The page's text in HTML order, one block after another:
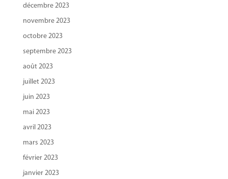
décembre 2023
novembre 2023
octobre 2023
septembre 2023
août 2023
juillet 2023
juin 2023
mai 2023
avril 2023
mars 2023
février 2023
janvier 2023